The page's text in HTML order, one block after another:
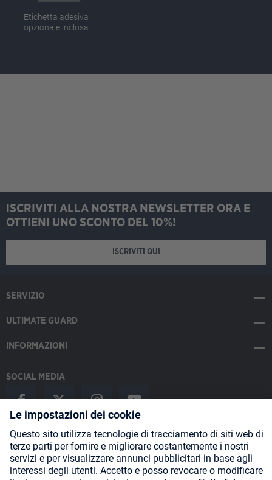
Etichetta adesiva
opzionale inclusa
ISCRIVITI ALLA NOSTRA NEWSLETTER ORA E
OTTIENI UNO SCONTO DEL 10%!
ISCRIVITI QUI
SERVIZIO
ULTIMATE GUARD
INFORMAZIONI
SOCIAL MEDIA
Payment Methods
Shipping